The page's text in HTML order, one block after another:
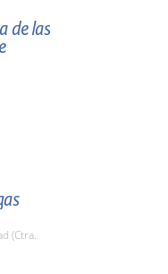
de las
(Ctra.